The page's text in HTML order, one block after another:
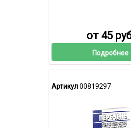
от 45
Подробнее
Артикул00819297